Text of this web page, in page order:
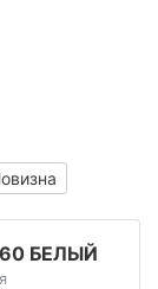
60 БЕЛЫЙ